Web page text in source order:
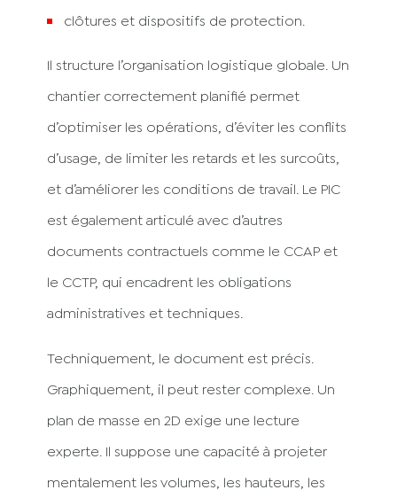
clôtures et dispositifs de protection.
Il structure l’organisation logistique globale. Un
chantier correctement planifié permet
d’optimiser les opérations, d’éviter les conflits
d’usage, de limiter les retards et les surcoûts,
et d’améliorer les conditions de travail. Le PIC
est également articulé avec d’autres
documents contractuels comme le CCAP et
le CCTP, qui encadrent les obligations
administratives et techniques.
Techniquement, le document est précis.
Graphiquement, il peut rester complexe. Un
plan de masse en 2D exige une lecture
experte. Il suppose une capacité à projeter
mentalement les volumes, les hauteurs, les